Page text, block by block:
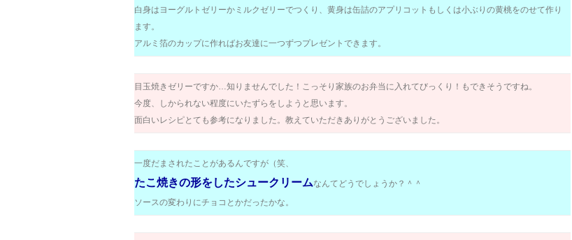
白身はヨーグルトゼリーかミルクゼリーでつくり、黄身は缶詰のアプリコットもしくは小ぶりの黄桃をのせて作り
ます。
アルミ箔のカップに作ればお友達に一つずつプレゼントできます。
目玉焼きゼリーですか…知りませんでした！こっそり家族のお弁当に入れてびっくり！もできそうですね。
今度、しかられない程度にいたずらをしようと思います。
面白いレシピとても参考になりました。教えていただきありがとうございました。
一度だまされたことがあるんですが（笑、
たこ焼きの形をしたシュークリームなんてどうでしょうか？＾＾
ソースの変わりにチョコとかだったかな。